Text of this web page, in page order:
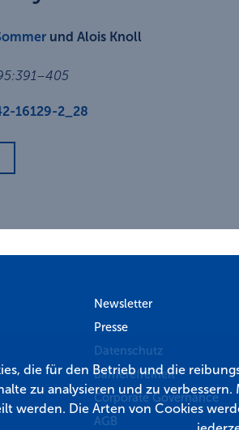
und Alois Knoll
:391–405
16129-2_28
Newsletter
Presse
Datenschutz
Barrierefreiheit
Corporate Governance
AGB
die für den Betrieb und die
zu analysieren und zu
werden. Die Arten von Cookies